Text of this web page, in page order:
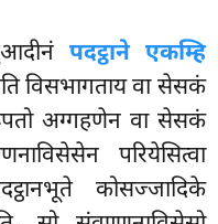
पदट्ठाने एकम्हि
विसभागताय वा सेसकं
अग्गहणेन वा सेसकं
परियेसित्वा
कोसज्जादिके